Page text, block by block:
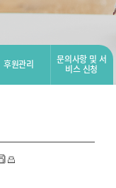
후원관리
문의사항 및 서
비스 신청